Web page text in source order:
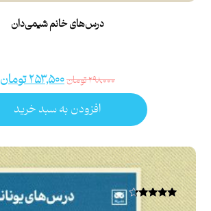
درس‌های خانم شیمی‌دان
۲۹۸,۰۰۰تومان۲۵۳,۵۰۰تومان
افزودن به سبد خرید
امتیاز